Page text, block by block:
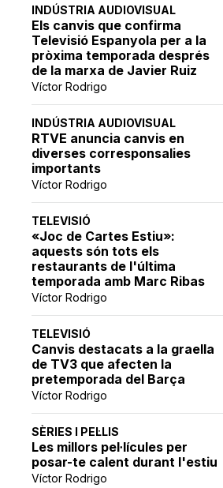
INDÚSTRIA AUDIOVISUAL
Els canvis que confirma
Televisió Espanyola per a la
pròxima temporada després
de la marxa de Javier Ruiz
Víctor Rodrigo
INDÚSTRIA AUDIOVISUAL
RTVE anuncia canvis en
diverses corresponsalies
importants
Víctor Rodrigo
TELEVISIÓ
«Joc de Cartes Estiu»:
aquests són tots els
restaurants de l'última
temporada amb Marc Ribas
Víctor Rodrigo
TELEVISIÓ
Canvis destacats a la graella
de TV3 que afecten la
pretemporada del Barça
Víctor Rodrigo
SÈRIES I PEL·LIS
Les millors pel·lícules per
posar-te calent durant l'estiu
Víctor Rodrigo